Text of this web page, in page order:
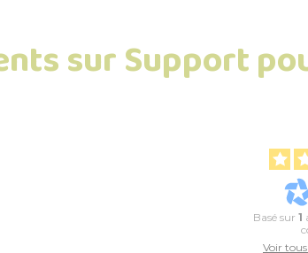
sur Support
Basé sur 1
Voir tous